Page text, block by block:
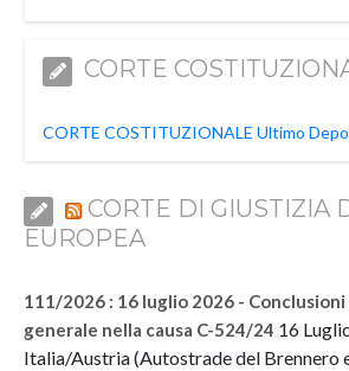
CORTE
CORTE COSTITUZIONALE Ultimo
CORTE DI GIUSTIZIA
EUROPEA
111/2026 : 16 luglio 2026 - Conclusioni
generale nella causa C-524/24 16
Italia/Austria (Autostrade del Brennero